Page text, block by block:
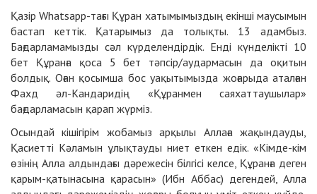
Қазір Whatsapp-тағы Құран хатымымыздың екінші маусымын
бастап кеттік. Қатарымыз да толықты. 13 адамбыз.
Бағдарламамызды сәл күрделендірдік. Енді күнделікті 10
бет Құранға қоса 5 бет тәпсір/аудармасын да оқитын
болдық. Оған қосымша бос уақытымызда жоғарыда аталған
Фахд әл-Кандаридің «Құранмен саяхаттаушылар»
бағдарламасын қарап жүрміз.
Осындай кішігірім жобамыз арқылы Аллаға жақындауды,
Қасиетті Кәламын ұлықтауды ниет еткен едік. «Кімде-кім
өзінің Алла алдындағы дәрежесін білгісі келсе, Құранға деген
қарым-қатынасына қарасын» (Ибн Аббас) дегендей, Алла